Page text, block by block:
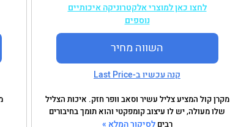
לחצו כאן למוצרי אלקטרוניקה איכותיים
נוספים
השווה מחיר
קנה עכשיו ב-Last Price
מקרן קול המציע צליל עשיר וסאב וופר חזק. איכות הצליל
שלו מעולה, יש לו עיצוב קומפקטי והוא תומך בחיבורים
רבים לסיקור המלא »